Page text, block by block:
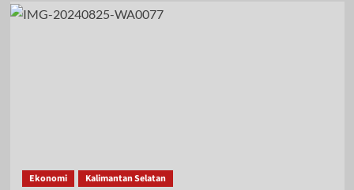
Juara
Kesehatan
Ekonomi Kalimantan Selatan